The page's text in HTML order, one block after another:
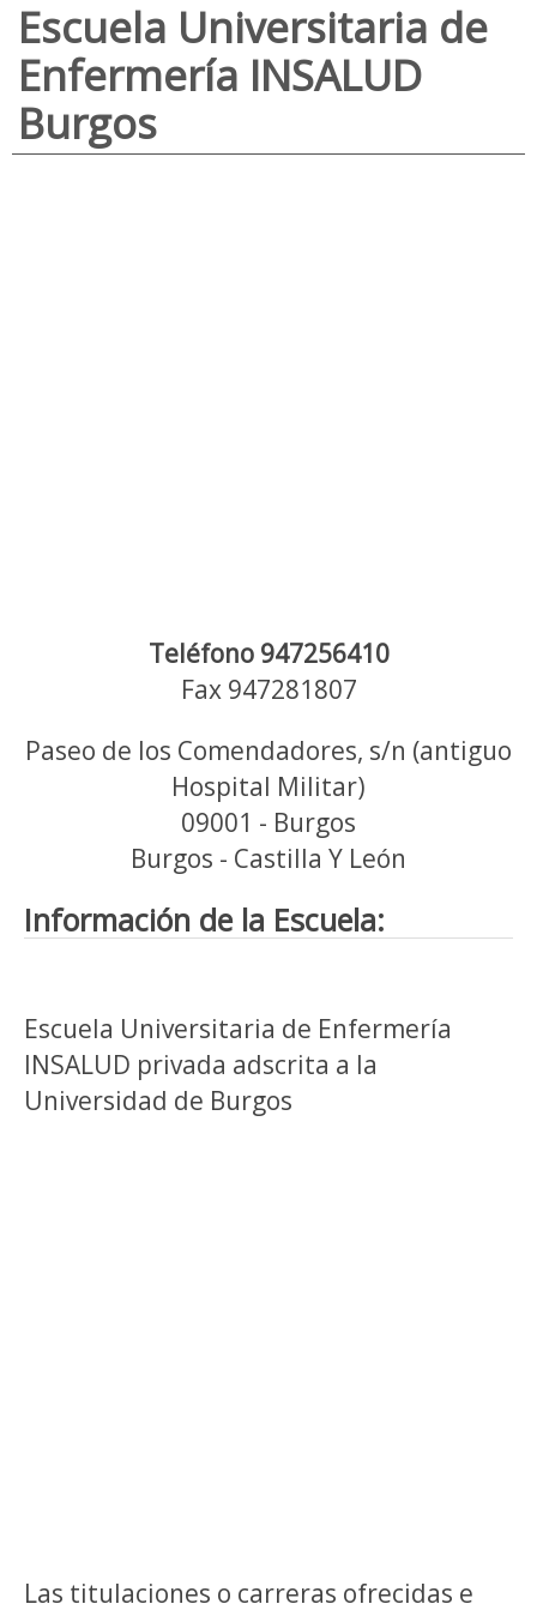
Escuela Universitaria de
Enfermería INSALUD
Burgos
Teléfono 947256410
Fax 947281807
Paseo de los Comendadores, s/n (antiguo
Hospital Militar)
09001 - Burgos
Burgos - Castilla Y León
Información de la Escuela:
Escuela Universitaria de Enfermería
INSALUD privada adscrita a la
Universidad de Burgos
Las titulaciones o carreras ofrecidas e